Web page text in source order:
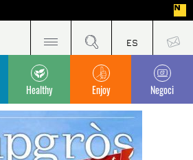
Healthy Enjoy Negoci